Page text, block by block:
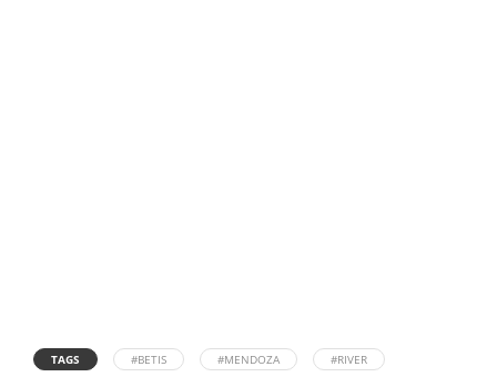
TAGS #BETIS #MENDOZA #RIVER